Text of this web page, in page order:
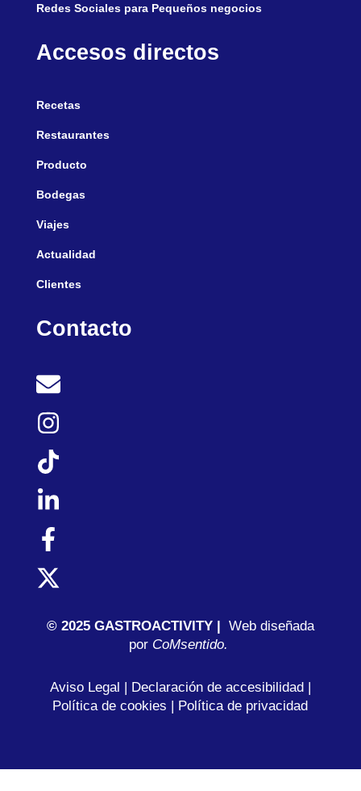
Redes Sociales para Pequeños negocios
Accesos directos
Recetas
Restaurantes
Producto
Bodegas
Viajes
Actualidad
Clientes
Contacto
© 2025 GASTROACTIVITY | Web diseñada
porCoMsentido.
Aviso Legal | Declaración de accesibilidad|
Política de cookies | Política de privacidad